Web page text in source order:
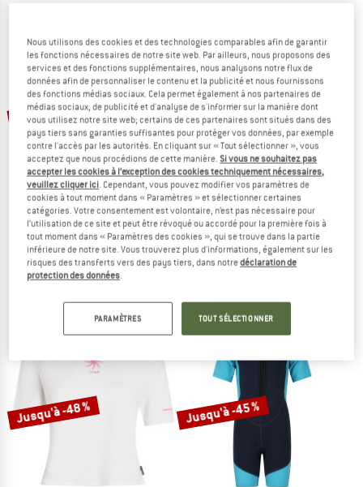
JUSQU'À -60 %
LE DÉSTOCKAGE
-40 %
PROTEST
Women's PRTMagia Surf T-Shirt
Lycra
5,0(1)
Jusqu'à -30 %
PATAGONIA
Kid's Cap SW T-Shirt
T-shirt technique
(0)
Jusqu'à -48 % Jusqu'à -45 %
Nous utilisons des cookies et des technologies comparables afin de garantir
les fonctions nécessaires de notre site web. Par ailleurs, nous proposons des
services et des fonctions supplémentaires, nous analysons notre flux de
données afin de personnaliser le contenu et la publicité et nous fournissons
des fonctions médias sociaux. Cela permet également à nos partenaires de
médias sociaux, de publicité et d'analyse de s'informer sur la manière dont
vous utilisez notre site web; certains de ces partenaires sont situés dans des
pays tiers sans garanties suffisantes pour protéger vos données, par exemple
contre l'accès par les autorités. En cliquant sur « Tout sélectionner », vous
acceptez que nous procédions de cette manière.Si vous ne souhaitez pas
accepter les cookies à l’exception des cookies techniquement nécessaires,
veuillez cliquer ici. Cependant, vous pouvez modifier vos paramètres de
cookies à tout moment dans « Paramètres » et sélectionner certaines
catégories. Votre consentement est volontaire, n’est pas nécessaire pour
l’utilisation de ce site et peut être révoqué ou accordé pour la première fois à
tout moment dans « Paramètres des cookies », qui se trouve dans la partie
inférieure de notre site. Vous trouverez plus d'informations, également sur les
risques des transferts vers des pays tiers, dans notredéclaration de
protection des données.
PARAMÈTRES TOUT SÉLECTIONNER